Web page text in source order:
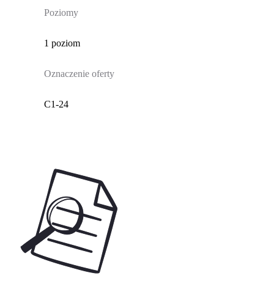
Poziomy
1 poziom
Oznaczenie oferty
C1-24